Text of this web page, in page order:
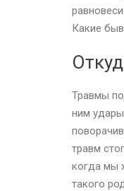
Какие
Травмы
ним удары
травм
когда мы
такого